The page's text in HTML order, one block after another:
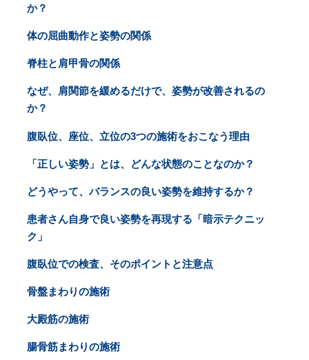
か？
体の屈曲動作と姿勢の関係
脊柱と肩甲骨の関係
なぜ、肩関節を緩めるだけで、姿勢が改善されるの
か？
腹臥位、座位、立位の3つの施術をおこなう理由
「正しい姿勢」とは、どんな状態のことなのか？
どうやって、バランスの良い姿勢を維持するか？
患者さん自身で良い姿勢を再現する「暗示テクニッ
ク」
腹臥位での検査、そのポイントと注意点
骨盤まわりの施術
大殿筋の施術
腸骨筋まわりの施術